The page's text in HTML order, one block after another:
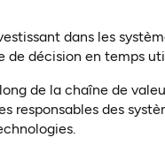
dans les
de décision en temps
de la chaîne de
responsables des